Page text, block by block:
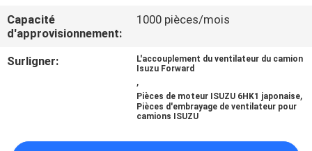
CONTACTEZ-
NOUS
Capacité
d'approvisionnement:
1000 pièces/mois
Surligner:
L'accouplement du ventilateur du camion
Isuzu Forward
,
Pièces de moteur ISUZU 6HK1 japonaise,
Pièces d'embrayage de ventilateur pour
camions ISUZU